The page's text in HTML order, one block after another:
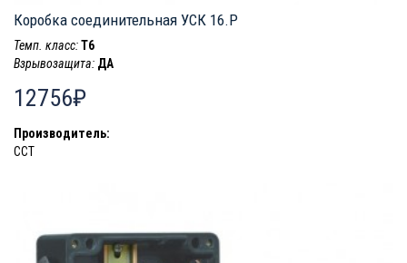
Коробка соединительная УСК 16.Р
Темп. класс:T6
Взрывозащита: ДА
12756₽
Производитель:
ССТ